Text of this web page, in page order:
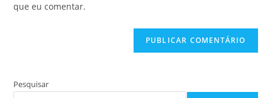
comentar
site
que eu comentar.
Pesquisar